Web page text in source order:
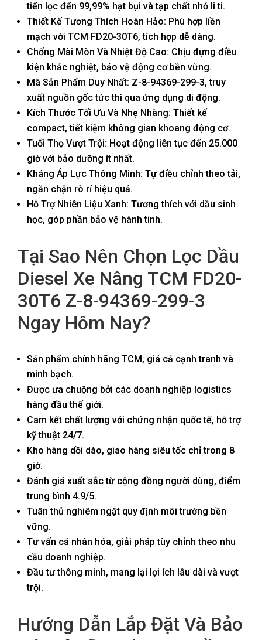
tiến lọc đến 99,99% hạt bụi và tạp chất nhỏ li ti.
Thiết Kế Tương Thích Hoàn Hảo: Phù hợp liền
mạch với TCM FD20-30T6, tích hợp dễ dàng.
Chống Mài Mòn Và Nhiệt Độ Cao: Chịu đựng điều
kiện khắc nghiệt, bảo vệ động cơ bền vững.
Mã Sản Phẩm Duy Nhất: Z-8-94369-299-3, truy
xuất nguồn gốc tức thì qua ứng dụng di động.
Kích Thước Tối Ưu Và Nhẹ Nhàng: Thiết kế
compact, tiết kiệm không gian khoang động cơ.
Tuổi Thọ Vượt Trội: Hoạt động liên tục đến 25.000
giờ với bảo dưỡng ít nhất.
Kháng Áp Lực Thông Minh: Tự điều chỉnh theo tải,
ngăn chặn rò rỉ hiệu quả.
Hỗ Trợ Nhiên Liệu Xanh: Tương thích với dầu sinh
học, góp phần bảo vệ hành tinh.
Tại Sao Nên Chọn Lọc Dầu
Diesel Xe Nâng TCM FD20-
30T6 Z-8-94369-299-3
Ngay Hôm Nay?
Sản phẩm chính hãng TCM, giá cả cạnh tranh và
minh bạch.
Được ưa chuộng bởi các doanh nghiệp logistics
hàng đầu thế giới.
Cam kết chất lượng với chứng nhận quốc tế, hỗ trợ
kỹ thuật 24/7.
Kho hàng dồi dào, giao hàng siêu tốc chỉ trong 8
giờ.
Đánh giá xuất sắc từ cộng đồng người dùng, điểm
trung bình 4.9/5.
Tuân thủ nghiêm ngặt quy định môi trường bền
vững.
Tư vấn cá nhân hóa, giải pháp tùy chỉnh theo nhu
cầu doanh nghiệp.
Đầu tư thông minh, mang lại lợi ích lâu dài và vượt
trội.
Hướng Dẫn Lắp Đặt Và Bảo